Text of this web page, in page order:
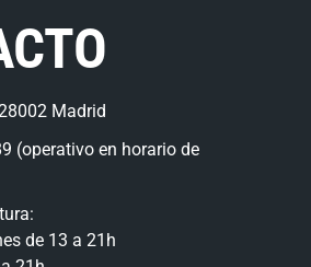
Madrid
(operativo en horario de
de 13 a 21h